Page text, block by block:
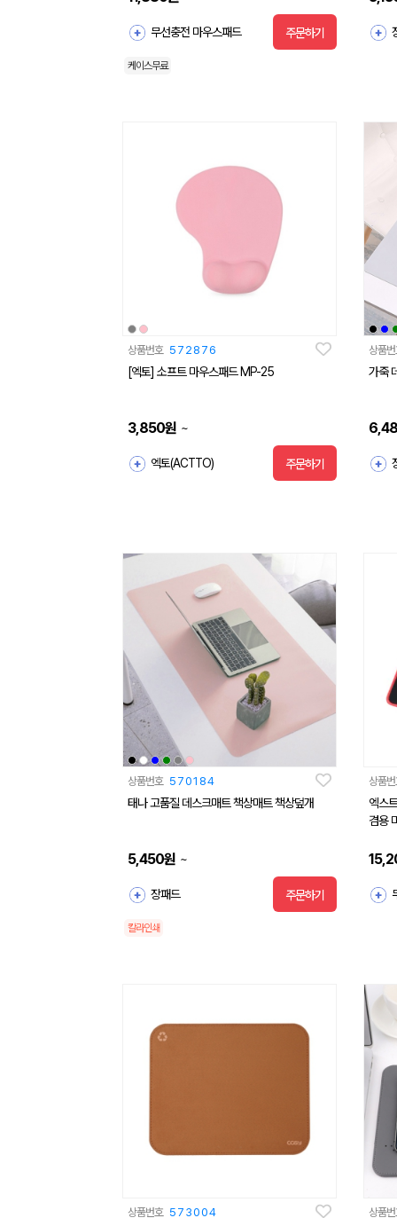
무선충전 마우스패드 주문하기
케이스무료
상품번호 572876
[엑토] 소프트 마우스패드 MP-25
3,850원 ~
엑토(ACTTO) 주문하기
상품
가죽
상품번호 570184
태나 고품질 데스크매트 책상매트 책상덮개
5,450원 ~
장패드 주문하기
칼라인쇄
상품
엑스트라
겸용
상품번호 573004 상품